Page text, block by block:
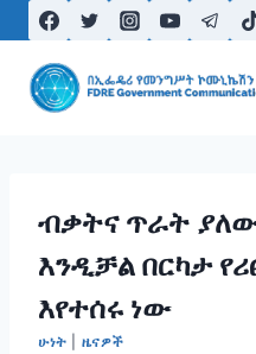
to
content
ብቃትና ጥራት
እንዲቻል በርካታ
እየተሰሩ ነው
ሁነት ዜናዎች